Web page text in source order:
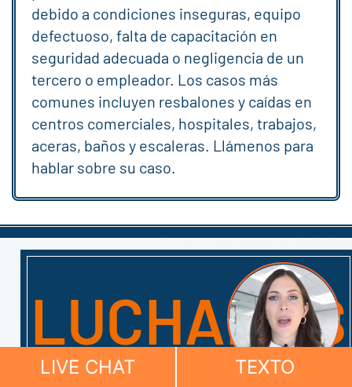
debido a condiciones inseguras, equipo
defectuoso, falta de capacitación en
seguridad adecuada o negligencia de un
tercero o empleador. Los casos más
comunes incluyen resbalones y caídas en
centros comerciales, hospitales, trabajos,
aceras, baños y escaleras. Llámenos para
hablar sobre su caso.
LUCHAMOS
LIVE CHAT TEXTO